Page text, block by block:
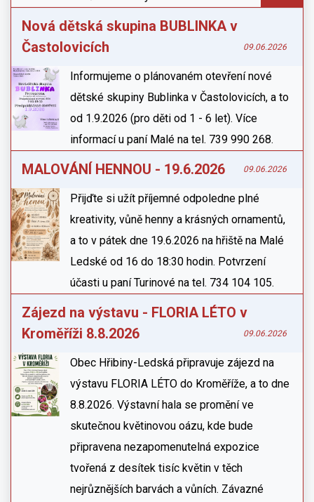
Nová dětská skupina BUBLINKA v
Častolovicích
09.06.2026
Informujeme o plánovaném otevření nové
dětské skupiny Bublinka v Častolovicích, a to
od 1.9.2026 (pro děti od 1 - 6 let). Více
informací u paní Malé na tel. 739 990 268.
MALOVÁNÍ HENNOU - 19.6.2026 09.06.2026
Přijďte si užít příjemné odpoledne plné
kreativity, vůně henny a krásných ornamentů,
a to v pátek dne 19.6.2026 na hřiště na Malé
Ledské od 16 do 18:30 hodin. Potvrzení
účasti u paní Turinové na tel. 734 104 105.
Zájezd na výstavu - FLORIA LÉTO v
Kroměříži 8.8.2026
09.06.2026
Obec Hřibiny-Ledská připravuje zájezd na
výstavu FLORIA LÉTO do Kroměříže, a to dne
8.8.2026. Výstavní hala se promění ve
skutečnou květinovou oázu, kde bude
připravena nezapomenutelná expozice
tvořená z desítek tisíc květin v těch
nejrůznějších barvách a vůních. Závazné